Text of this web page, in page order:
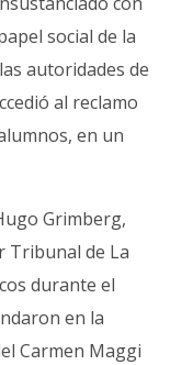
social de la
autoridades de
al reclamo
en un
Grimberg,
Tribunal de La
durante el
en la
Carmen Maggi